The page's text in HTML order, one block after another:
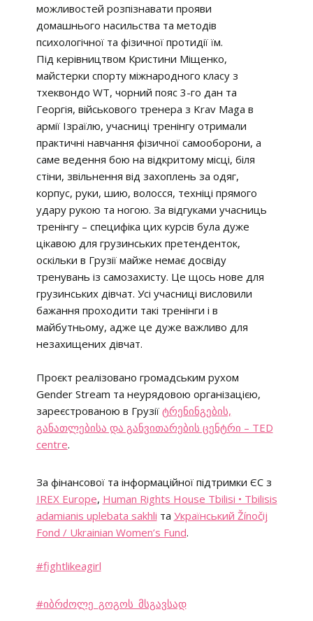
можливостей розпізнавати прояви
домашнього насильства та методів
психологічної та фізичної протидії їм.
Під керівництвом Кристини Міщенко,
майстерки спорту міжнародного класу з
тхеквондо WT, чорний пояс 3-го дан та
Георгія, військового тренера з Krav Maga в
армії Ізраїлю, учасниці тренінгу отримали
практичні навчання фізичної самооборони, а
саме ведення бою на відкритому місці, біля
стіни, звільнення від захоплень за одяг,
корпус, руки, шию, волосся, техніці прямого
удару рукою та ногою. За відгуками учасниць
тренінгу – специфіка цих курсів була дуже
цікавою для грузинських претенденток,
оскільки в Грузії майже немає досвіду
тренувань із самозахисту. Це щось нове для
грузинських дівчат. Усі учасниці висловили
бажання проходити такі тренінги і в
майбутньому, адже це дуже важливо для
незахищених дівчат.
Проєкт реалізовано громадським рухом
Gender Stream та неурядовою організацією,
зареєстрованою в Грузії ტრენინგების,
განათლებისა და განვითარების ცენტრი – TED
centre.
За фінансової та інформаційної підтримки ЄС з
IREX Europe, Human Rights House Tbilisi • Tbilisis
adamianis uplebata sakhli та Український Žínočij
Fond / Ukrainian Women’s Fund.
#fightlikeagirl
#იბრძოლე_გოგოს_მსგავსად